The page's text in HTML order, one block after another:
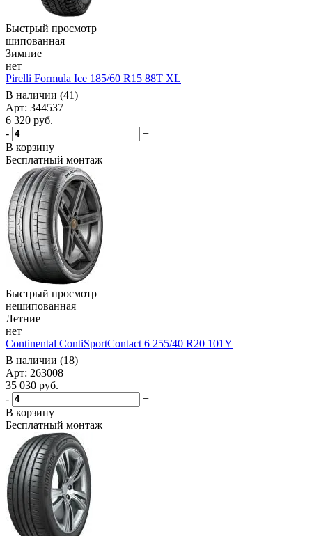
Быстрый просмотр
шипованная
Зимние
нет
Pirelli Formula Ice 185/60 R15 88T XL
В наличии (41)
Арт: 344537
6 320 руб.
-
+
В корзину
Бесплатный монтаж
Быстрый просмотр
нешипованная
Летние
нет
Continental ContiSportContact 6 255/40 R20 101Y
В наличии (18)
Арт: 263008
35 030 руб.
-
+
В корзину
Бесплатный монтаж